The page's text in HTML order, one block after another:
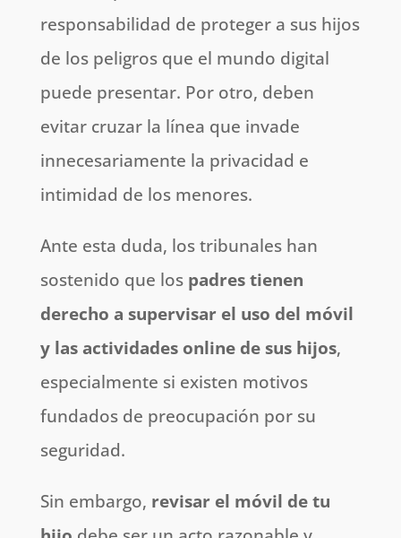
responsabilidad de proteger a sus hijos
de los peligros que el mundo digital
puede presentar. Por otro, deben
evitar cruzar la línea que invade
innecesariamente la privacidad e
intimidad de los menores.
Ante esta duda, los tribunales han
sostenido que los padres tienen
derecho a supervisar el uso del móvil
y las actividades online de sus hijos,
especialmente si existen motivos
fundados de preocupación por su
seguridad.
Sin embargo, revisar el móvil de tu